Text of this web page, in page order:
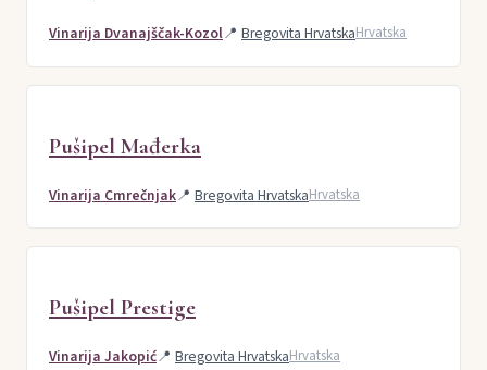
Vinarija Dvanajščak-Kozol📍 Bregovita HrvatskaHrvatska
Pušipel Mađerka
Vinarija Cmrečnjak📍 Bregovita HrvatskaHrvatska
Pušipel Prestige
Vinarija Jakopić📍 Bregovita HrvatskaHrvatska